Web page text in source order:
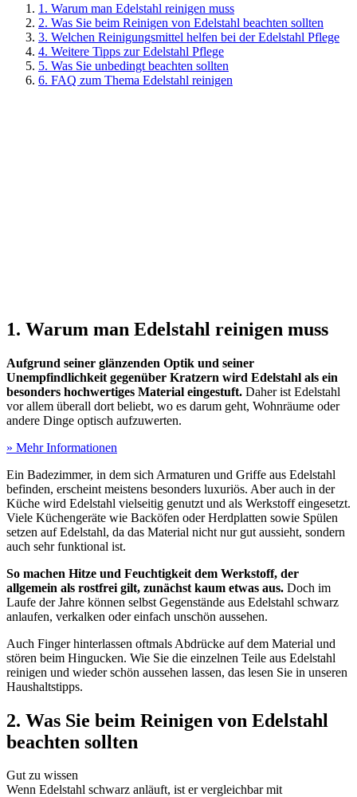
1. Warum man Edelstahl reinigen muss
2. Was Sie beim Reinigen von Edelstahl beachten sollten
3. Welchen Reinigungsmittel helfen bei der Edelstahl Pflege
4. Weitere Tipps zur Edelstahl Pflege
5. Was Sie unbedingt beachten sollten
6. FAQ zum Thema Edelstahl reinigen
1. Warum man Edelstahl reinigen muss
Aufgrund seiner glänzenden Optik und seiner
Unempfindlichkeit gegenüber Kratzern wird Edelstahl als ein
besonders hochwertiges Material eingestuft. Daher ist Edelstahl
vor allem überall dort beliebt, wo es darum geht, Wohnräume oder
andere Dinge optisch aufzuwerten.
» Mehr Informationen
Ein Badezimmer, in dem sich Armaturen und Griffe aus Edelstahl
befinden, erscheint meistens besonders luxuriös. Aber auch in der
Küche wird Edelstahl vielseitig genutzt und als Werkstoff eingesetzt.
Viele Küchengeräte wie Backöfen oder Herdplatten sowie Spülen
setzen auf Edelstahl, da das Material nicht nur gut aussieht, sondern
auch sehr funktional ist.
So machen Hitze und Feuchtigkeit dem Werkstoff, der
allgemein als rostfrei gilt, zunächst kaum etwas aus. Doch im
Laufe der Jahre können selbst Gegenstände aus Edelstahl schwarz
anlaufen, verkalken oder einfach unschön aussehen.
Auch Finger hinterlassen oftmals Abdrücke auf dem Material und
stören beim Hingucken. Wie Sie die einzelnen Teile aus Edelstahl
reinigen und wieder schön aussehen lassen, das lesen Sie in unseren
Haushaltstipps.
2. Was Sie beim Reinigen von Edelstahl
beachten sollten
Gut zu wissen
Wenn Edelstahl schwarz anläuft, ist er vergleichbar mit